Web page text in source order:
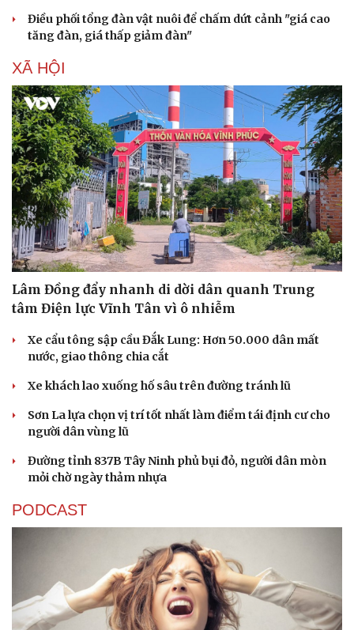
Văn hóa
Sân khấu - Điện ảnh
Văn học
Âm nhạc
Di sản
Giải trí
Nghệ sĩ
Thời trang
Sao Việt
Điều phối tổng đàn vật nuôi để chấm dứt cảnh "giá cao
tăng đàn, giá thấp giảm đàn"
XÃ HỘI
Lâm Đồng đẩy nhanh di dời dân quanh Trung
tâm Điện lực Vĩnh Tân vì ô nhiễm
Xe cẩu tông sập cầu Đắk Lung: Hơn 50.000 dân mất
nước, giao thông chia cắt
Xe khách lao xuống hố sâu trên đường tránh lũ
Sơn La lựa chọn vị trí tốt nhất làm điểm tái định cư cho
người dân vùng lũ
Đường tỉnh 837B Tây Ninh phủ bụi đỏ, người dân mòn
mỏi chờ ngày thảm nhựa
PODCAST